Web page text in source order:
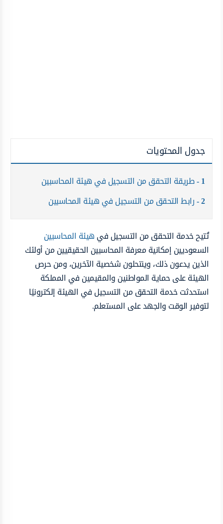
جدول المحتويات
1 طريقة التحقق من التسجيل في هيئة المحاسبين
2 رابط التحقق من التسجيل في هيئة المحاسبين
تُتيح خدمة التحقق من التسجيل فيهيئة المحاسبين
السعوديين إمكانية معرفة المحاسبين الحقيقيين من أولئك
الذين يدعون ذلك، وينتحلون شخصية الآخرين، ومن حرص
الهيئة على حماية المواطنين والمقيمين في المملكة
استحدثت خدمة التحقق من التسجيل في الهيئة إلكترونيًا
لتوفير الوقت والجهد على المستعلم.